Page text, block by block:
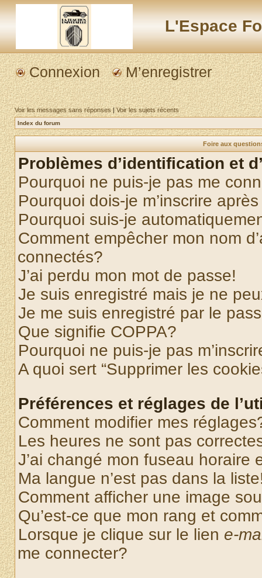
L'Espace
Connexion M’enregistrer
Voir les messages sans réponses|Voir les sujets récents
Index du forum
Foire aux
Problèmes d’identification et
Pourquoi ne puis-je pas me
Pourquoi dois-je m’inscrire
Pourquoi suis-je
Comment empêcher mon nom
connectés?
J’ai perdu mon mot de passe!
Je suis enregistré mais je ne
Je me suis enregistré par le
Que signifie COPPA?
Pourquoi ne puis-je pas
A quoi sert “Supprimer les
Préférences et réglages de
Comment modifier mes
Les heures ne sont pas
J’ai changé mon fuseau horaire
Ma langue n’est pas dans la
Comment afficher une image
Qu’est-ce que mon rang et
Lorsque je clique sur le lien e-
me connecter?